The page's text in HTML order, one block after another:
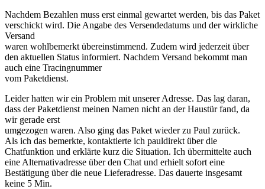
Nachdem Bezahlen muss erst einmal gewartet werden, bis das Paket
verschickt wird. Die Angabe des Versendedatums und der wirkliche
Versand
waren wohlbemerkt übereinstimmend. Zudem wird jederzeit über
den aktuellen Status informiert. Nachdem Versand bekommt man
auch eine Tracingnummer
vom Paketdienst.
Leider hatten wir ein Problem mit unserer Adresse. Das lag daran,
dass der Paketdienst meinen Namen nicht an der Haustür fand, da
wir gerade erst
umgezogen waren. Also ging das Paket wieder zu Paul zurück.
Als ich das bemerkte, kontaktierte ich pauldirekt über die
Chatfunktion und erklärte kurz die Situation. Ich übermittelte auch
eine Alternativadresse über den Chat und erhielt sofort eine
Bestätigung über die neue Lieferadresse. Das dauerte insgesamt
keine 5 Min.